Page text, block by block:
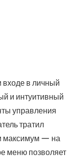
входе в личный
и интуитивный
управления
тратил
максимум — на
меню позволяет